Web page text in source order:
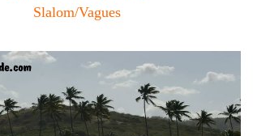
Slalom/Vagues